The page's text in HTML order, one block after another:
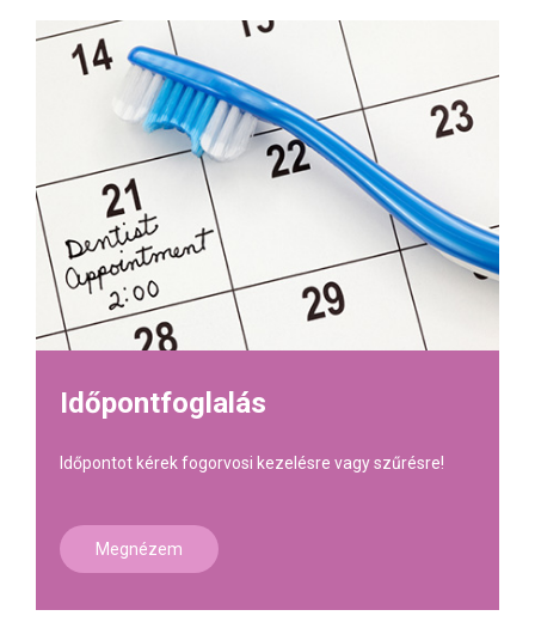
Időpontfoglalás
Időpontot kérek fogorvosi kezelésre vagy szűrésre!
Megnézem